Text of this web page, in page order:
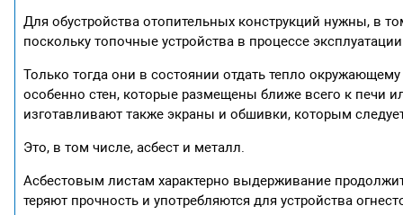
Для обустройства отопительных конструкций нужны, в
поскольку топочные устройства в процессе
Только тогда они в состоянии отдать тепло
особенно стен, которые размещены ближе всего к печи
изготавливают также экраны и обшивки, которым
Это, в том числе, асбест и металл.
Асбестовым листам характерно выдерживание
теряют прочность и употребляются для устройства